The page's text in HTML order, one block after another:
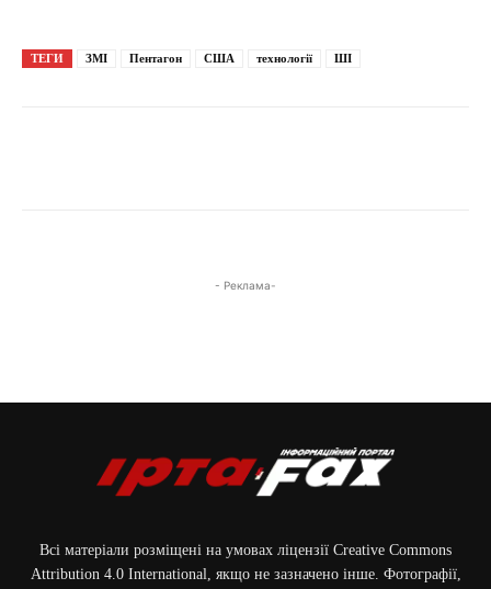
ТЕГИ ЗМІ Пентагон США технології ШІ
- Реклама-
Всі матеріали розміщені на умовах ліцензії Creative Commons
Attribution 4.0 International, якщо не зазначено інше. Фотографії,